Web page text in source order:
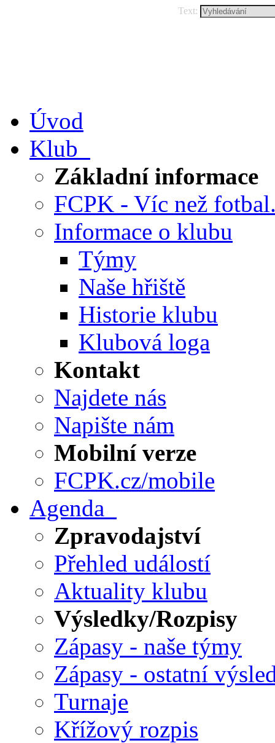
Text:
Úvod
Klub
Základní informace
FCPK - Víc než
Informace o klubu
Týmy
Naše hřiště
Historie klubu
Klubová loga
Kontakt
Najdete nás
Napište nám
Mobilní verze
FCPK.cz/mobile
Agenda
Zpravodajství
Přehled událostí
Aktuality klubu
Výsledky/Rozpisy
Zápasy - naše týmy
Zápasy - ostatní
Turnaje
Křížový rozpis